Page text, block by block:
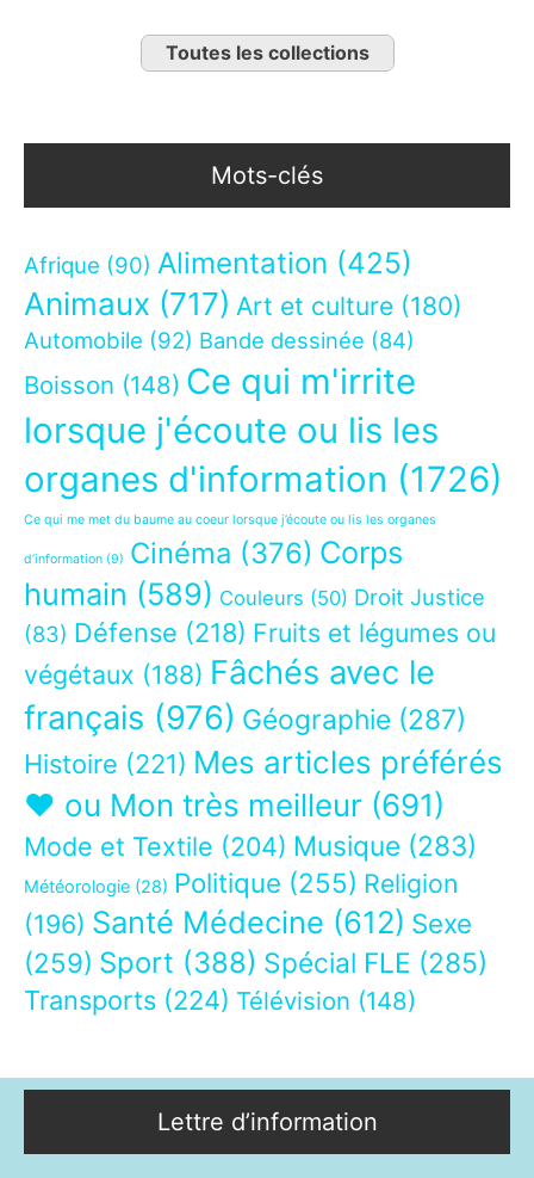
Toutes les collections
Mots-clés
Afrique (90) Alimentation (425)
Animaux (717) Art et culture (180)
Automobile (92) Bande dessinée (84)
Boisson (148) Ce qui m'irrite
lorsque j'écoute ou lis les
organes d'information (1726)
Ce qui me met du baume au coeur lorsque j’écoute ou lis les organes
d’information (9) Cinéma (376) Corps
humain (589) Couleurs (50) Droit Justice
(83) Défense (218) Fruits et légumes ou
végétaux (188) Fâchés avec le
français (976) Géographie (287)
Histoire (221) Mes articles préférés
❤ ou Mon très meilleur (691)
Mode et Textile (204) Musique (283)
Météorologie (28) Politique (255) Religion
(196) Santé Médecine (612) Sexe
(259) Sport (388) Spécial FLE (285)
Transports (224) Télévision (148)
Lettre d’information